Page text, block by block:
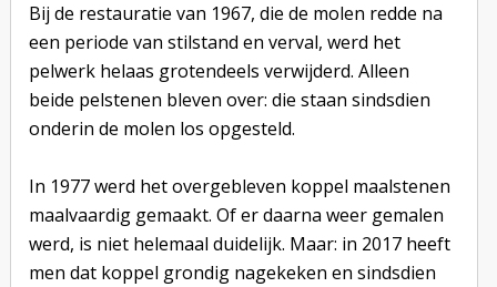
Bij de restauratie van 1967, die de molen redde na
een periode van stilstand en verval, werd het
pelwerk helaas grotendeels verwijderd. Alleen
beide pelstenen bleven over: die staan sindsdien
onderin de molen los opgesteld.
In 1977 werd het overgebleven koppel maalstenen
maalvaardig gemaakt. Of er daarna weer gemalen
werd, is niet helemaal duidelijk. Maar: in 2017 heeft
men dat koppel grondig nagekeken en sindsdien